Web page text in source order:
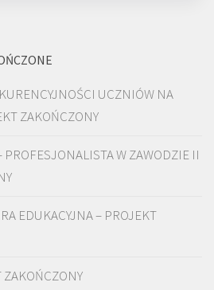
UCZNIÓW NA
ZAKOŃCZONY
PROFESJONALISTA W ZAWODZIE II
EDUKACYJNA – PROJEKT
ZAKOŃCZONY